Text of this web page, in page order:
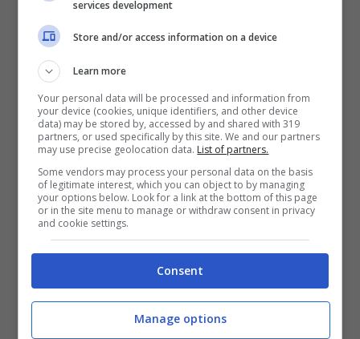
stesse e i propri bambini adottando
comportamenti consapevoli, come limitare
l’uso di pentole antiaderenti usurate,
evitare contenitori in plastica per il
microonde, ridurre l’esposizione a prodotti
chimici domestici, mantenere una buona
ventilazione e preferire alimenti biologici.
È fondamentale
consapevolezzasulle fonti di
inquinamento indoor ed outdoor e
impegnarsi verso pratiche più sostenibili.
services development
Store and/or access information on a device
Learn more
Your personal data will be processed and information from
your device (cookies, unique identifiers, and other device
data) may be stored by, accessed by and shared with 319
partners, or used specifically by this site. We and our partners
may use precise geolocation data. List of partners.
Some vendors may process your personal data on the basis
of legitimate interest, which you can object to by managing
your options below. Look for a link at the bottom of this page
or in the site menu to manage or withdraw consent in privacy
and cookie settings.
Consent
Manage options